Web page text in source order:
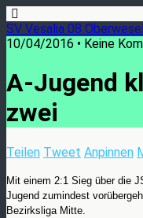
SV Vesalia 08
10/04/2016 • Keine
A-Jugend
zwei
Teilen Tweet Anpinnen
Mit einem 2:1 Sieg über die
Jugend zumindest
Bezirksliga Mitte.